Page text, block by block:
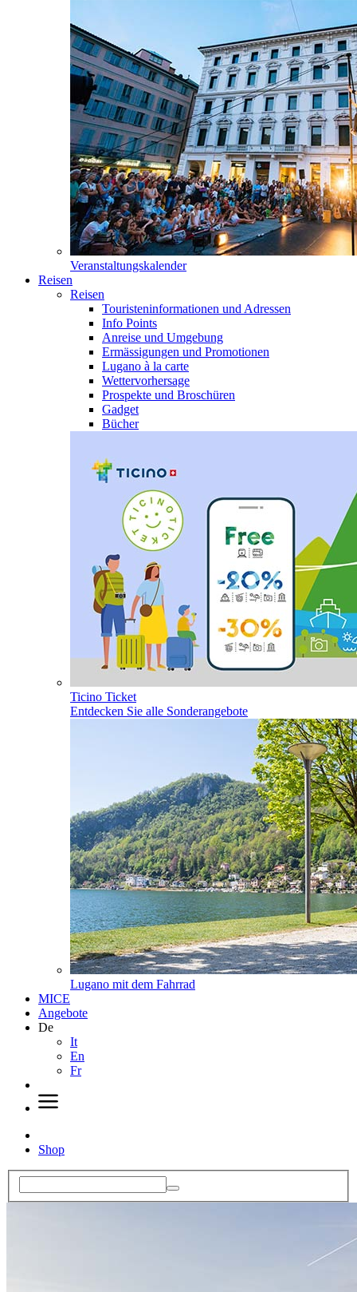
Veranstaltungskalender
Reisen
Reisen
Touristeninformationen und Adressen
Info Points
Anreise und Umgebung
Ermässigungen und Promotionen
Lugano à la carte
Wettervorhersage
Prospekte und Broschüren
Gadget
Bücher
Ticino Ticket
Entdecken Sie alle Sonderangebote
Lugano mit dem Fahrrad
MICE
Angebote
De
It
En
Fr
Shop